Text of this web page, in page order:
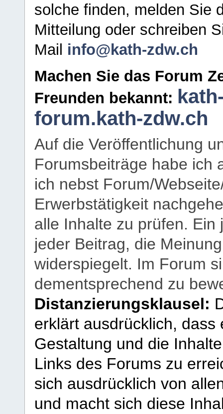
solche finden, melden Sie
Mitteilung oder schreiben
Mail info@kath-zdw.ch
Machen Sie das Forum
Freunden bekannt:
forum.kath-zdw.ch
Auf die Veröffentlichung
Forumsbeiträge habe ich
ich nebst Forum/
Erwerbstätigkeit
alle Inhalte zu prüfen.
jeder Beitrag, die
widerspiegelt. Im Forum
dementsprechend zu
Distanzierungsklausel:
erklärt ausdrücklich,
Gestaltung und die
Links des Forums zu
sich ausdrücklich von
und macht sich diese